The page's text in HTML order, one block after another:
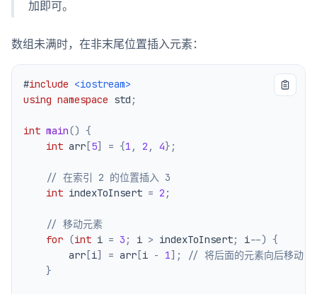
加即可。
数组未满时，在非末尾位置插入元素：
#include <iostream>
using namespace std ;
int main() {
int arr [5] = {1 , 2 , 4} ;
// 在索引 2 的位置插入 3
int indexToInsert = 2 ;
// 移动元素
for (int i = 3 ; i > indexToInsert; i--) {
        arr
[i] = arr [i - 1] ;
// 将后面的元素向后移动
}